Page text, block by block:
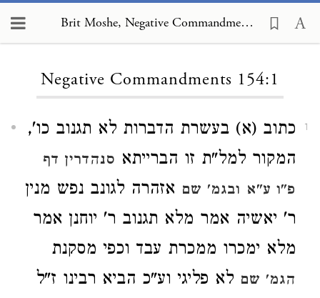
Brit Moshe, Negative Commandments 154:1
Negative Commandments 154:1
1
כתוב (א) בעשרת הדברות לא תגנוב כו',
המקור למל"ת זו הברייתא סנהדרין דף
פ"ו ע"א ובגמ' שם אזהרה לגונב נפש מנין
ר' יאשיה אמר מלא תגנוב ר' יוחנן אמר
מלא ימכרו ממכרת עבד וכפי מסקנת
הגמ' שם לא פליגי וע"כ הביא רבינו ז"ל